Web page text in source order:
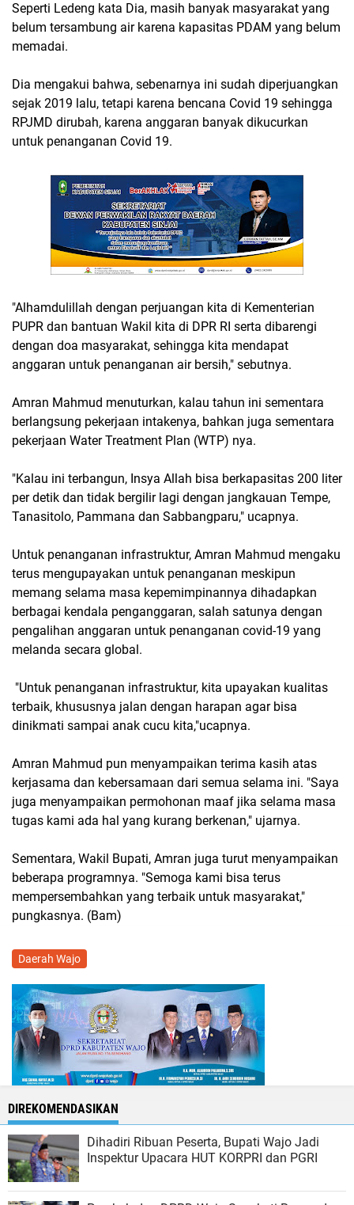
Seperti Ledeng kata Dia, masih banyak masyarakat yang
belum tersambung air karena kapasitas PDAM yang belum
memadai.
Dia mengakui bahwa, sebenarnya ini sudah diperjuangkan
sejak 2019 lalu, tetapi karena bencana Covid 19 sehingga
RPJMD dirubah, karena anggaran banyak dikucurkan
untuk penanganan Covid 19.
"Alhamdulillah dengan perjuangan kita di Kementerian
PUPR dan bantuan Wakil kita di DPR RI serta dibarengi
dengan doa masyarakat, sehingga kita mendapat
anggaran untuk penanganan air bersih," sebutnya.
Amran Mahmud menuturkan, kalau tahun ini sementara
berlangsung pekerjaan intakenya, bahkan juga sementara
pekerjaan Water Treatment Plan (WTP) nya.
"Kalau ini terbangun, Insya Allah bisa berkapasitas 200 liter
per detik dan tidak bergilir lagi dengan jangkauan Tempe,
Tanasitolo, Pammana dan Sabbangparu," ucapnya.
Untuk penanganan infrastruktur, Amran Mahmud mengaku
terus mengupayakan untuk penanganan meskipun
memang selama masa kepemimpinannya dihadapkan
berbagai kendala penganggaran, salah satunya dengan
pengalihan anggaran untuk penanganan covid-19 yang
melanda secara global.
"Untuk penanganan infrastruktur, kita upayakan kualitas
terbaik, khususnya jalan dengan harapan agar bisa
dinikmati sampai anak cucu kita,"ucapnya.
Amran Mahmud pun menyampaikan terima kasih atas
kerjasama dan kebersamaan dari semua selama ini. "Saya
juga menyampaikan permohonan maaf jika selama masa
tugas kami ada hal yang kurang berkenan," ujarnya.
Sementara, Wakil Bupati, Amran juga turut menyampaikan
beberapa programnya. "Semoga kami bisa terus
mempersembahkan yang terbaik untuk masyarakat,"
pungkasnya. (Bam)
Daerah Wajo
DIREKOMENDASIKAN
Dihadiri Ribuan Peserta, Bupati Wajo Jadi
Inspektur Upacara HUT KORPRI dan PGRI